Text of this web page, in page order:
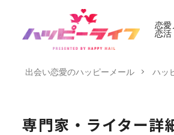
恋愛
恋活
出会い恋愛のハッピーメール ハッ
専門家・ライター詳